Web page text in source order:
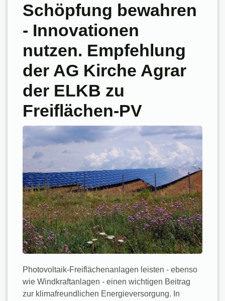
Schöpfung bewahren
- Innovationen
nutzen. Empfehlung
der AG Kirche Agrar
der ELKB zu
Freiflächen-PV
Photovoltaik-Freiflächenanlagen leisten - ebenso
wie Windkraftanlagen - einen wichtigen Beitrag
zur klimafreundlichen Energieversorgung. In